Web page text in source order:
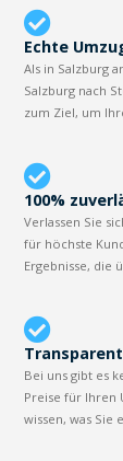
Echte
Als in Salzburg
Salzburg nach
zum Ziel, um
100%
Verlassen Sie
für höchste
Ergebnisse, die
Bei uns gibt es
Preise für Ihren
wissen, was Sie